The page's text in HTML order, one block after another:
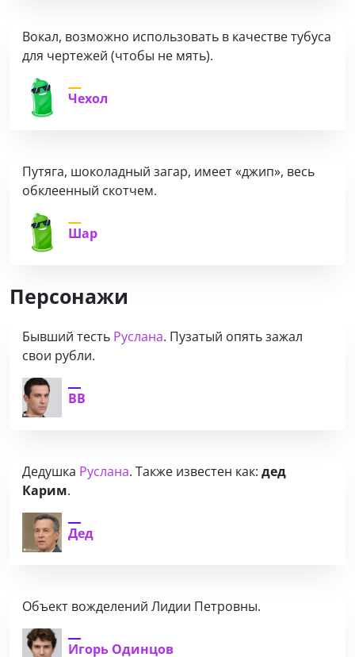
Вокал, возможно использовать в качестве тубуса
для чертежей (чтобы не мять).
Чехол
Путяга, шоколадный загар, имеет «джип», весь
обклеенный скотчем.
Шар
Персонажи
Бывший тесть Руслана. Пузатый опять зажал
свои рубли.
ВВ
Дедушка Руслана. Также известен как: дед
Карим.
Дед
Объект вожделений Лидии Петровны.
Игорь Одинцов